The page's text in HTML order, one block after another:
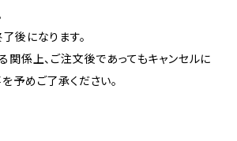
後になります。
関係上、ご注文後であってもキャンセルに
予めご了承ください。